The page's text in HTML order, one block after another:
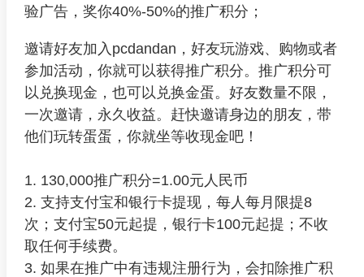
验广告，奖你40%-50%的推广积分；
邀请好友加入pcdandan，好友玩游戏、购物或者
参加活动，你就可以获得推广积分。推广积分可
以兑换现金，也可以兑换金蛋。好友数量不限，
一次邀请，永久收益。赶快邀请身边的朋友，带
他们玩转蛋蛋，你就坐等收现金吧！
1. 130,000推广积分=1.00元人民币
2. 支持支付宝和银行卡提现，每人每月限提8
次；支付宝50元起提，银行卡100元起提；不收
取任何手续费。
3. 如果在推广中有违规注册行为，会扣除推广积